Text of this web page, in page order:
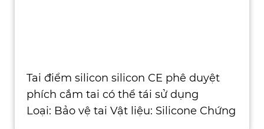
Tai điểm silicon silicon CE phê duyệt
phích cắm tai có thể tái sử dụng
Loại: Bảo vệ tai Vật liệu: Silicone Chứng